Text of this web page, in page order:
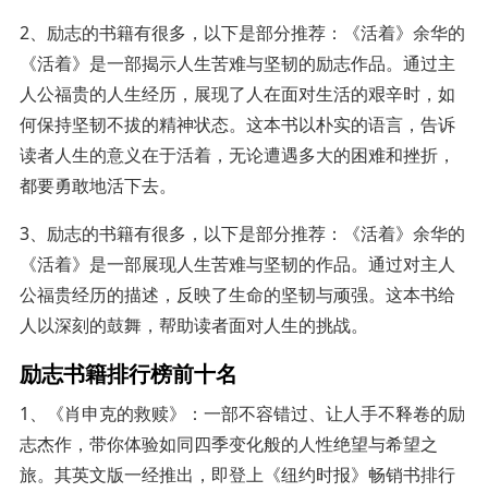
2、励志的书籍有很多，以下是部分推荐：《活着》余华的
《活着》是一部揭示人生苦难与坚韧的励志作品。通过主
人公福贵的人生经历，展现了人在面对生活的艰辛时，如
何保持坚韧不拔的精神状态。这本书以朴实的语言，告诉
读者人生的意义在于活着，无论遭遇多大的困难和挫折，
都要勇敢地活下去。
3、励志的书籍有很多，以下是部分推荐：《活着》余华的
《活着》是一部展现人生苦难与坚韧的作品。通过对主人
公福贵经历的描述，反映了生命的坚韧与顽强。这本书给
人以深刻的鼓舞，帮助读者面对人生的挑战。
励志书籍排行榜前十名
1、《肖申克的救赎》：一部不容错过、让人手不释卷的励
志杰作，带你体验如同四季变化般的人性绝望与希望之
旅。其英文版一经推出，即登上《纽约时报》畅销书排行